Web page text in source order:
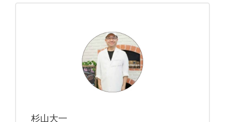
杉山大一